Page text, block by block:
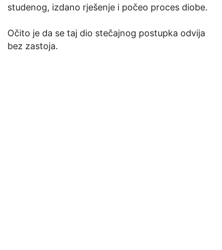
studenog, izdano rješenje i počeo proces diobe.
Očito je da se taj dio stečajnog postupka odvija
bez zastoja.